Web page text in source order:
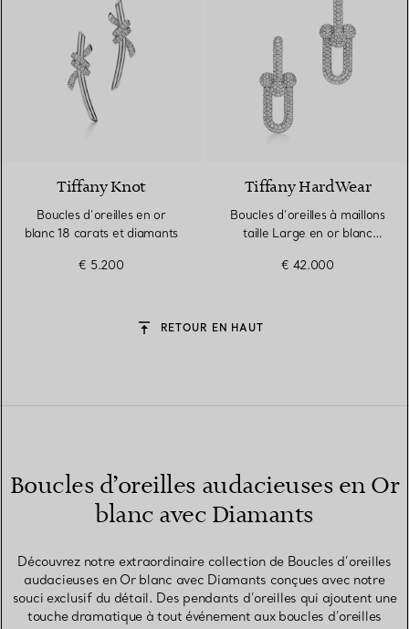
4 Matériaux
Tiffany Knot
Boucles d’oreilles en or
blanc 18 carats et diamants
€ 5.200
Tiffany HardWear
Boucles d’oreilles à maillons
taille Large en or blanc
€ 42.000
RETOUR EN HAUT
Boucles d’oreilles audacieuses en Or
blanc avec Diamants
Découvrez notre extraordinaire collection de Boucles d’oreilles
audacieuses en Or blanc avec Diamants conçues avec notre
souci exclusif du détail. Des pendants d’oreilles qui ajoutent une
touche dramatique à tout événement aux boucles d’oreilles